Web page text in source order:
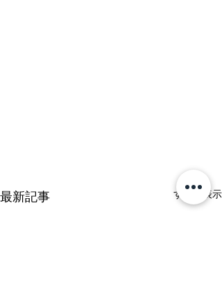
最新記事 すべて表示